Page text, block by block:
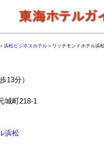
＞浜松ビジネスホテル＞リッチモンドホテル浜
13分）
元城町218-1
浜松